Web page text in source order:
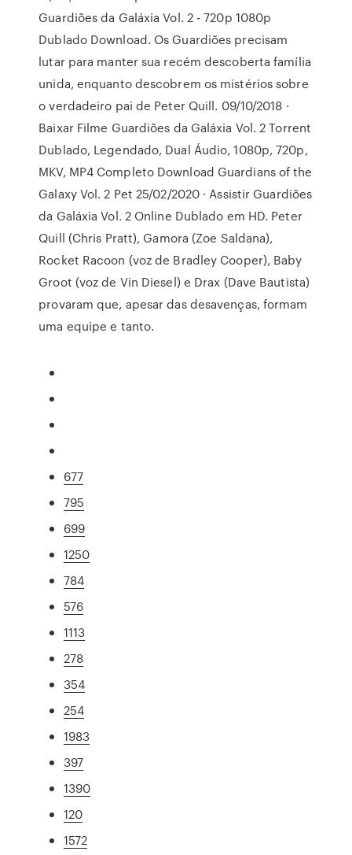
Guardiões da Galáxia Vol. 2 - 720p 1080p
Dublado Download. Os Guardiões precisam
lutar para manter sua recém descoberta família
unida, enquanto descobrem os mistérios sobre
o verdadeiro pai de Peter Quill. 09/10/2018 ·
Baixar Filme Guardiões da Galáxia Vol. 2 Torrent
Dublado, Legendado, Dual Áudio, 1080p, 720p,
MKV, MP4 Completo Download Guardians of the
Galaxy Vol. 2 Pet 25/02/2020 · Assistir Guardiões
da Galáxia Vol. 2 Online Dublado em HD. Peter
Quill (Chris Pratt), Gamora (Zoe Saldana),
Rocket Racoon (voz de Bradley Cooper), Baby
Groot (voz de Vin Diesel) e Drax (Dave Bautista)
provaram que, apesar das desavenças, formam
uma equipe e tanto.
677
795
699
1250
784
576
1113
278
354
254
1983
397
1390
120
1572